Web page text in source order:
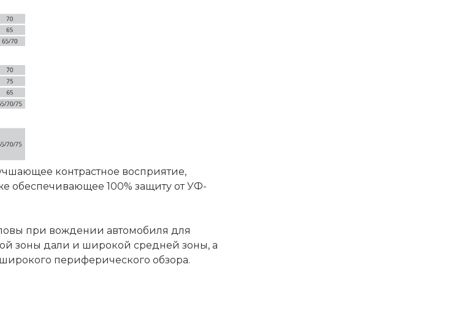
контрастное восприятие,
обеспечивающее 100% защиту от УФ-
при вождении автомобиля для
зоны дали и широкой средней зоны, а
периферического обзора.